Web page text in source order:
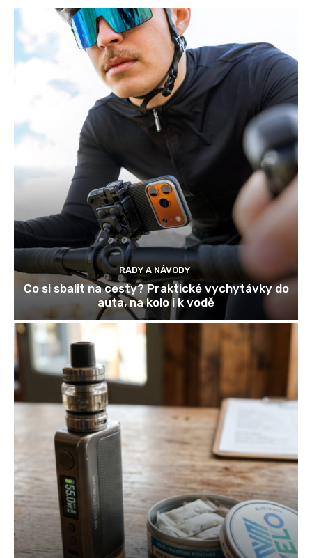
RADY A NÁVODY
Co si sbalit na cesty? Praktické vychytávky do
auta, na kolo i k vodě